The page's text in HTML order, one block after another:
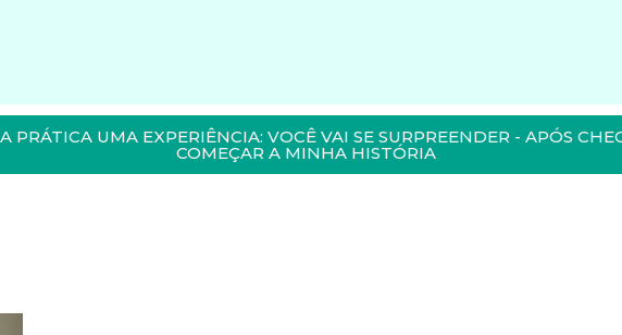
PRÁTICA UMA EXPERIÊNCIA: VOCÊ VAI SE SURPREENDER - APÓS
COMEÇAR A MINHA HISTÓRIA